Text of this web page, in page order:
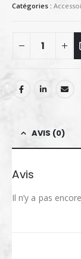
Catégories :
AVIS (0)
Avis
Il n’y a pas